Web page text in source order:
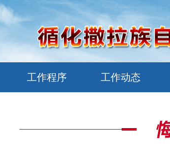
工作程序 工作动态